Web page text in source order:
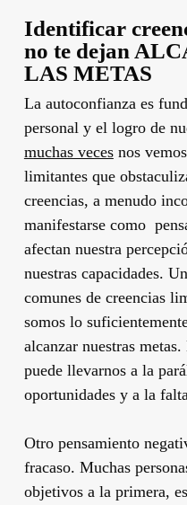
Identificar
no te dejan
LAS METAS
La autoconfianza es
personal y el logro de
muchas vecesnos
limitantes que
creencias, a menudo
manifestarse como
afectan nuestra
nuestras capacidades.
comunes de creencias
somos lo
alcanzar nuestras
puede llevarnos a la
oportunidades y a la
Otro pensamiento
fracaso. Muchas
objetivos a la primera,